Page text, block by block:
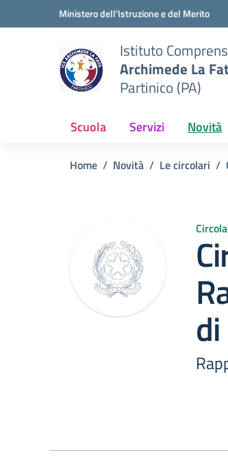
Vai ai contenuti
Vai al menu di navigazioneMinistero dell'Istruzione e del Merito
Istituto
Archimede La
Partinico (PA)
Scuola Servizi Novità
Home Novità Le circolari